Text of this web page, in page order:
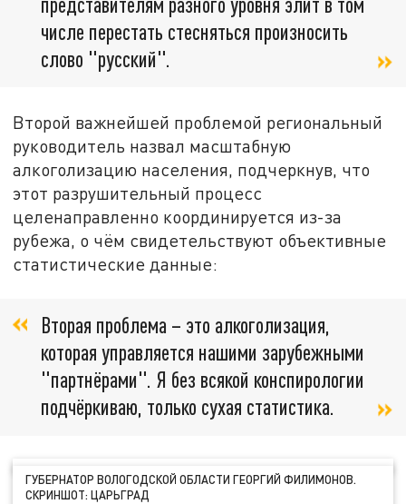
числе перестать стесняться произносить
слово "русский".
Второй важнейшей проблемой региональный
руководитель назвал масштабную
алкоголизацию населения, подчеркнув, что
этот разрушительный процесс
целенаправленно координируется из-за
рубежа, о чём свидетельствуют объективные
статистические данные:
Вторая проблема – это алкоголизация,
которая управляется нашими зарубежными
"партнёрами". Я без всякой конспирологии
подчёркиваю, только сухая статистика.
ГУБЕРНАТОР ВОЛОГОДСКОЙ ОБЛАСТИ ГЕОРГИЙ ФИЛИМОНОВ.
СКРИНШОТ: ЦАРЬГРАД